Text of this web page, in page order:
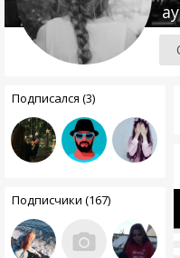
Подписался (3)
Подписчики (167)